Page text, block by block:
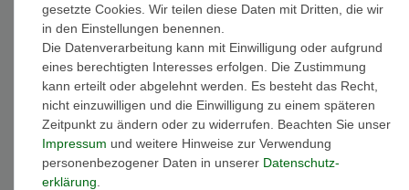
Beschreibung
Weitere Details
EU-Responsible Person
gesetzte Cookies. Wir teilen diese Daten mit Dritten, die wir
in den Einstellungen benennen.
Die Datenverarbeitung kann mit Einwilligung oder aufgrund
eines berechtigten Interesses erfolgen. Die Zustimmung
kann erteilt oder abgelehnt werden. Es besteht das Recht,
nicht einzuwilligen und die Einwilligung zu einem späteren
Zeitpunkt zu ändern oder zu widerrufen. Beachten Sie unser
Impressum und weitere Hinweise zur Verwendung
personenbezogener Daten in unserer Daten­schutz­
erklärung